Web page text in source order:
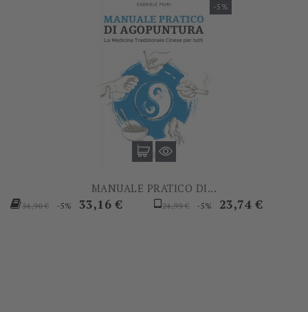
-5%
MANUALE PRATICO DI...
Prezzo
34,90 € -5% Prezzo
33,16 €
Prezzo
24,99 € -5% Prezzo
23,74 €